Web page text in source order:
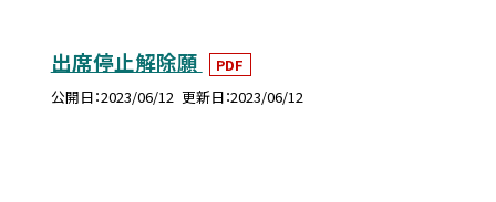
出席停止解除願
PDF
公開日 2023/06/12 更新日 2023/06/12